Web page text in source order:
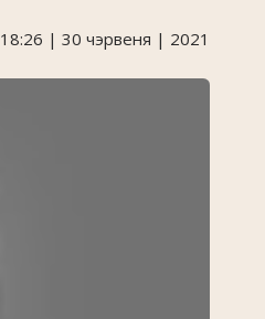
18:26 | 30 чэрвеня | 2021